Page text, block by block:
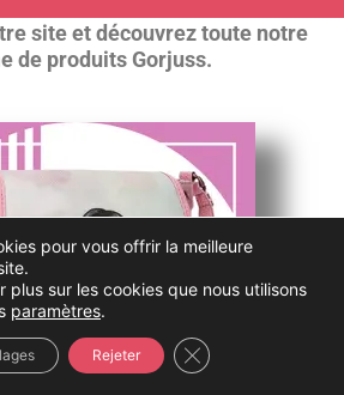
site et découvrez toute notre
de produits Gorjuss.
pour vous offrir la meilleure
plus sur les cookies que nous utilisons
paramètres.
Rejeter Fermer la bannière